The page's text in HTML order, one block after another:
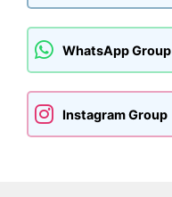
WhatsApp Group
Instagram Group